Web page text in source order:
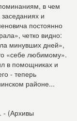
в чем
и
постоянно
четко видно:
минувших дней»,
«себе любимому».
в помощниках и
- теперь
районе...
- (Архивы